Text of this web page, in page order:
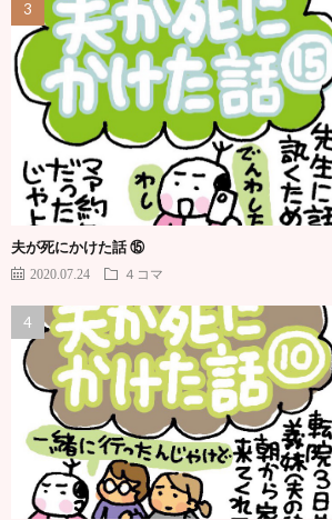
夫が死にかけた話 ⑮
2020.07.24 ４コマ